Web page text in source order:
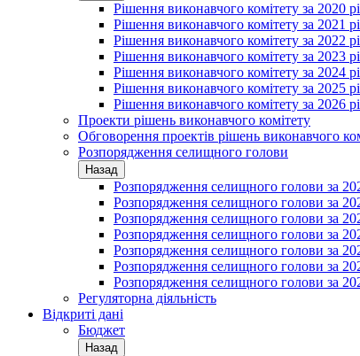
Рішення виконавчого комітету за 2020
Рішення виконавчого комітету за 2021
Рішення виконавчого комітету за 2022
Рішення виконавчого комітету за 2023
Рішення виконавчого комітету за 2024
Рішення виконавчого комітету за 2025
Рішення виконавчого комітету за 2026
Проекти рішень виконавчого комітету
Обговорення проектів рішень виконавчого
Розпорядження селищного голови
Назад
Розпорядження селищного голови за
Розпорядження селищного голови за
Розпорядження селищного голови за
Розпорядження селищного голови за
Розпорядження селищного голови за
Розпорядження селищного голови за
Розпорядження селищного голови за
Регуляторна діяльність
Відкриті дані
Бюджет
Назад